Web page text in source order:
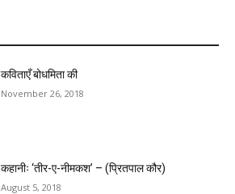
कविताएँ बोधमिता की
November 26, 2018
कहानीः ‘तीर-ए-नीमकश’ – (प्रितपाल कौर)
August 5, 2018